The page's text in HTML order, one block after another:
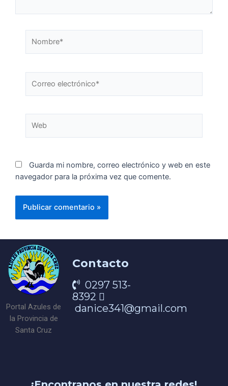
Guarda mi nombre, correo electrónico y web en este
navegador para la próxima vez que comente.
Portal Azules de
la Provincia de
Santa Cruz
Contacto
0297 513-
8392
danice341@gmail.com